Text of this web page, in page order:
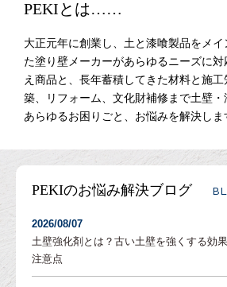
PEKIとは……
大正元年に創業し、土と漆喰製品をメイ
た塗り壁メーカーがあらゆるニーズに
え商品と、長年蓄積してきた材料と施
築、リフォーム、文化財補修まで土壁
あらゆるお困りごと、お悩みを解決しま
PEKIのお悩み解決ブログ
2026/08/07
土壁強化剤とは？古い土壁を強くする効
注意点